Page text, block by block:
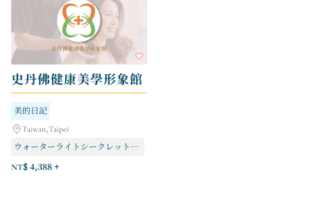
史丹佛健康美學形象館
美的日記
Taiwan,Taipei
ウォーターライトシークレット（ご予約はスタッフまでお問い合わせください）
NT$ 4,388 +